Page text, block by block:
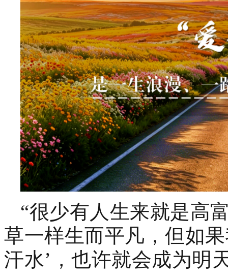
“很少有人生来就是高
草一样生而平凡，但如
汗水’，也许就会成为明